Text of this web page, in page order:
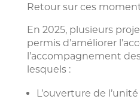
Retour sur ces
En 2025, plusieurs
permis d’améliorer
l’accompagnement
lesquels :
L’ouverture de